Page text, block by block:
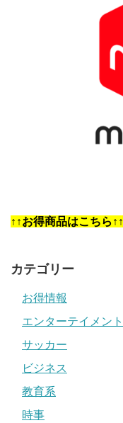
↑↑お得商品はこちら↑↑
カテゴリー
お得情報
エンターテイメント
サッカー
ビジネス
教育系
時事